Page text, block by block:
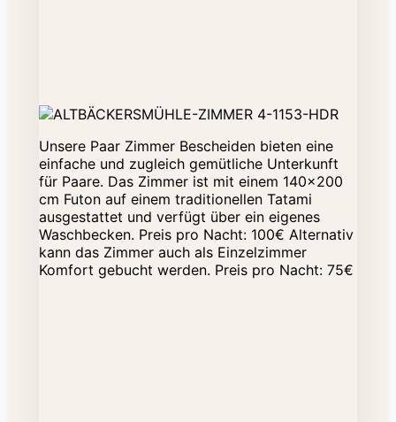
Unsere Paar Zimmer Bescheiden bieten eine
einfache und zugleich gemütliche Unterkunft
für Paare. Das Zimmer ist mit einem 140x200
cm Futon auf einem traditionellen Tatami
ausgestattet und verfügt über ein eigenes
Waschbecken. Preis pro Nacht: 100€ Alternativ
kann das Zimmer auch als Einzelzimmer
Komfort gebucht werden. Preis pro Nacht: 75€